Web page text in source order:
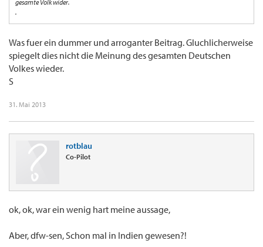
gesamte Volk wider.
.
Was fuer ein dummer und arroganter Beitrag. Gluchlicherweise
spiegelt dies nicht die Meinung des gesamten Deutschen
Volkes wieder.
S
31. Mai 2013
rotblau
Co-Pilot
ok, ok, war ein wenig hart meine aussage,
Aber, dfw-sen, Schon mal in Indien gewesen?!